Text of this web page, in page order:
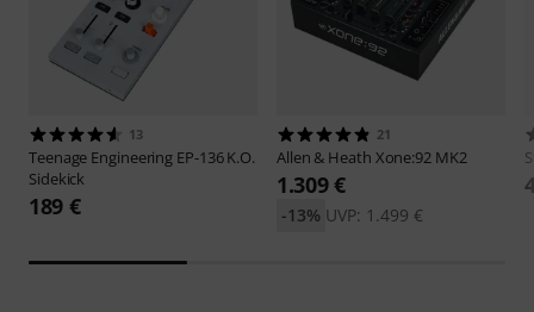
13
Teenage Engineering EP-136 K.O.
Sidekick
189 €
21
Allen & Heath Xone:92 MK2
1.309 €
UVP: 1.499 €
-13%